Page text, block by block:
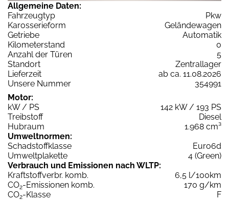
Allgemeine Daten:
Fahrzeugtyp
Pkw
Karosserieform
Geländewagen
Getriebe
Automatik
Kilometerstand
0
Anzahl der Türen
5
Standort
Zentrallager
Lieferzeit
ab ca. 11.08.2026
Unsere Nummer
354991
Motor:
kW / PS
142 kW / 193 PS
Treibstoff
Diesel
Hubraum
1.968 cm³
Umweltnormen:
Schadstoffklasse
Euro6d
Umweltplakette
4 (Green)
Verbrauch und Emissionen nach WLTP:
Kraftstoffverbr. komb.
6,5 l/100km
CO2-Emissionen komb.
170 g/km
CO2-Klasse
F